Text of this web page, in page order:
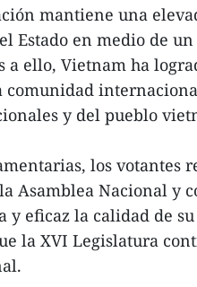
mantiene una
Estado en medio de
ello, Vietnam ha
y del pueblo
los votantes
Asamblea Nacional y
eficaz la calidad de
la XVI Legislatura